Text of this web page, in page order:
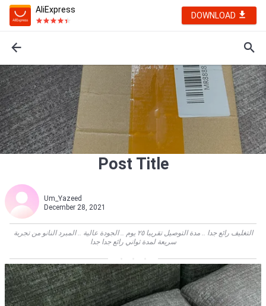
AliExpress
DOWNLOAD
Post Title
Um_Yazeed
December 28, 2021
التغليف رائع جدا .. مدة التوصيل تقريبا ٢٥ يوم .. الجودة عالية .. المبرد النانو من تجربة
سريعة لمدة ثواني رائع جدا جدا